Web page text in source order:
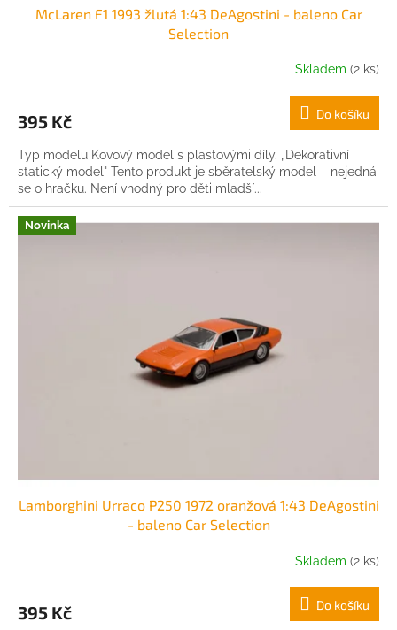
McLaren F1 1993 žlutá 1:43 DeAgostini - baleno Car
Selection
Skladem (2 ks)
395 Kč Do košíku
Typ modelu Kovový model s plastovými díly. „Dekorativní
statický model" Tento produkt je sběratelský model – nejedná
se o hračku. Není vhodný pro děti mladší...
Novinka
Lamborghini Urraco P250 1972 oranžová 1:43 DeAgostini
- baleno Car Selection
Skladem (2 ks)
395 Kč Do košíku